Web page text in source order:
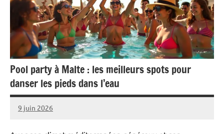
Pool party à Malte : les meilleurs spots pour
danser les pieds dans l’eau
9 juin 2026
Pascal
Aucun